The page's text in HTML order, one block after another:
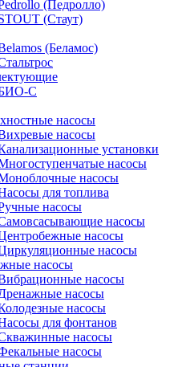
(Педролло)
(Стаут)
(Беламос)
С
насосы
насосы
установки
насосы
насосы
для топлива
насосы
насосы
насосы
насосы
насосы
насосы
насосы
насосы
для фонтанов
насосы
насосы